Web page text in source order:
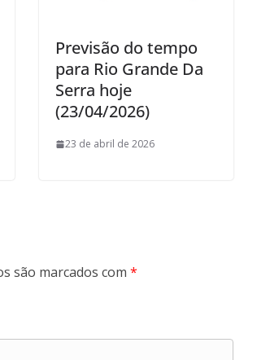
Previsão do tempo
para Rio Grande Da
Serra hoje
(23/04/2026)
23 de abril de 2026
são marcados com *